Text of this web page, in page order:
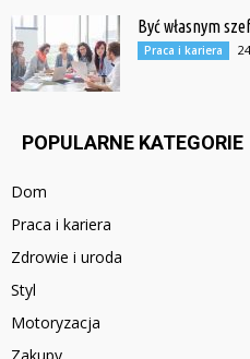
Być własnym
Praca i kariera
POPULARNE KATEGORIE
Dom
Praca i kariera
Zdrowie i uroda
Styl
Motoryzacja
Zakupy